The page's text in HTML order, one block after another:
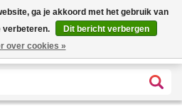
| Nu 25% korting op gehele assortiment
''verfrissend''
X
ga je akkoord met het gebruik van
verbeteren.
Dit bericht verbergen
over cookies »